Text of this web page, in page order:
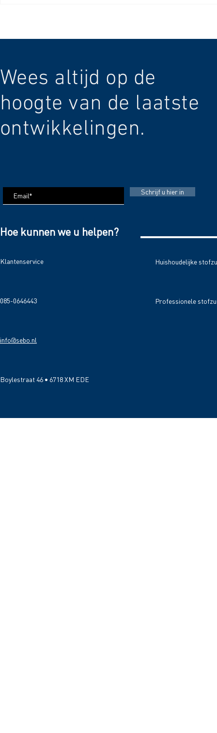
Wees altijd op de
hoogte van de laatste
ontwikkelingen.
Schrijf u hier in
Hoe kunnen we u helpen?
Klantenservice Huishoudelijke
085-0646443 Professionele
info@sebo.nl
Boylestraat 46 • 6718 XM EDE